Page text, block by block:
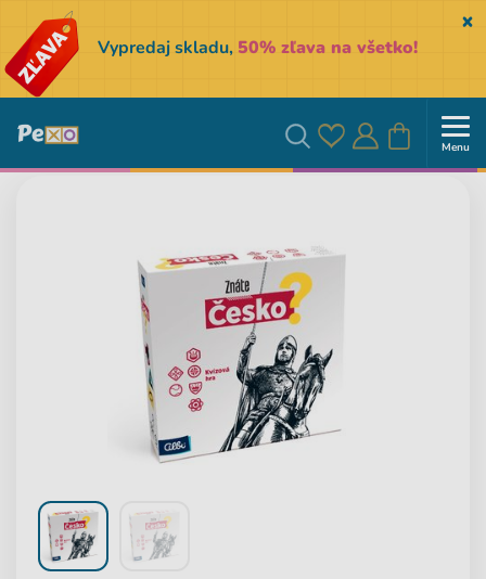
Vypredaj skladu, 50% zľava na všetko!
Vyhľadávanie
Obľúbené
Prihlásiť
Košík Menu